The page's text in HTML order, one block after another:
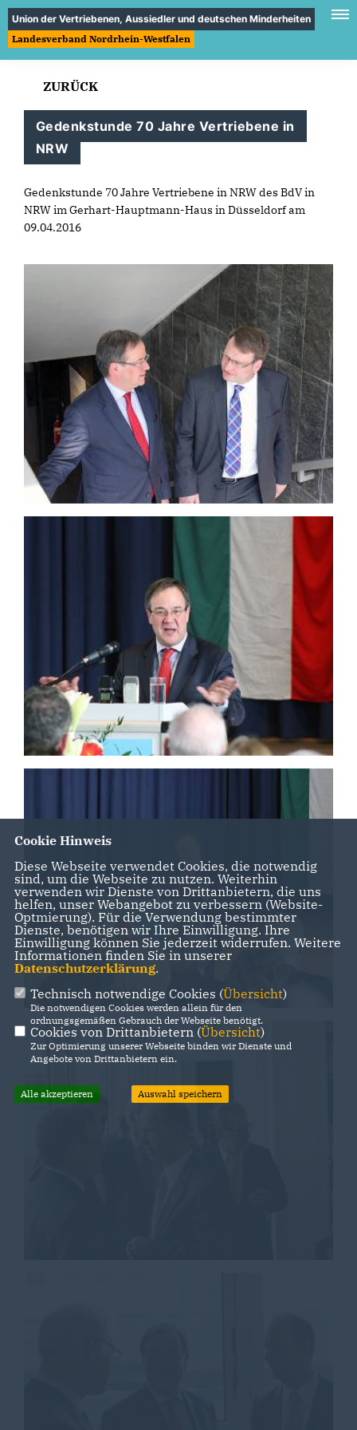
Union der Vertriebenen, Aussiedler und deutschen Minderheiten
Landesverband Nordrhein-Westfalen
ZURÜCK
Gedenkstunde 70 Jahre Vertriebene in
NRW
Gedenkstunde 70 Jahre Vertriebene in NRW des BdV in
NRW im Gerhart-Hauptmann-Haus in Düsseldorf am
09.04.2016
Cookie Hinweis
Diese Webseite verwendet Cookies, die notwendig
sind, um die Webseite zu nutzen. Weiterhin
verwenden wir Dienste von Drittanbietern, die uns
helfen, unser Webangebot zu verbessern (Website-
Optmierung). Für die Verwendung bestimmter
Dienste, benötigen wir Ihre Einwilligung. Ihre
Einwilligung können Sie jederzeit widerrufen. Weitere
Informationen finden Sie in unserer
Datenschutzerklärung.
Technisch notwendige Cookies (Übersicht)
Die notwendigen Cookies werden allein für den
ordnungsgemäßen Gebrauch der Webseite benötigt.
Cookies von Drittanbietern (Übersicht)
Zur Optimierung unserer Webseite binden wir Dienste und
Angebote von Drittanbietern ein.
Alle akzeptieren Auswahl speichern